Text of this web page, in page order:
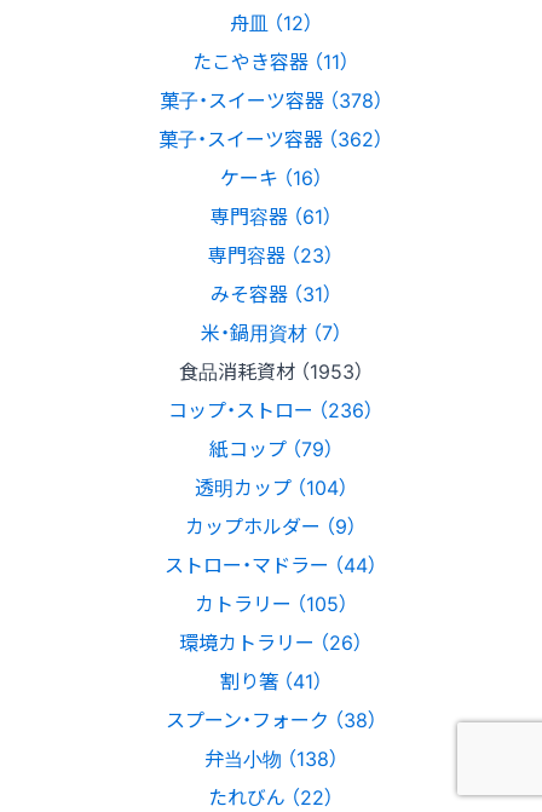
舟皿 （12）
たこやき容器 （11）
菓子・スイーツ容器 （378）
菓子・スイーツ容器 （362）
ケーキ （16）
専門容器 （61）
専門容器 （23）
みそ容器 （31）
米・鍋用資材 （7）
食品消耗資材 （1953）
コップ・ストロー （236）
紙コップ （79）
透明カップ （104）
カップホルダー （9）
ストロー・マドラー （44）
カトラリー （105）
環境カトラリー （26）
割り箸 （41）
スプーン・フォーク （38）
弁当小物 （138）
たれびん （22）